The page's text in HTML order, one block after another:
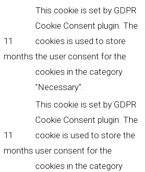
11
months
This cookie is set by GDPR
Cookie Consent plugin. The
cookies is used to store
the user consent for the
cookies in the category
"Necessary".
11
months
This cookie is set by GDPR
Cookie Consent plugin. The
cookie is used to store the
user consent for the
cookies in the category